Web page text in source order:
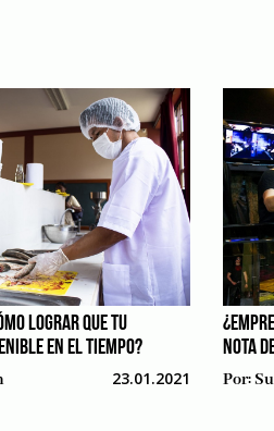
LOGRAR QUE TU
EN EL TIEMPO?
23.01.2021
NOTA
Por: